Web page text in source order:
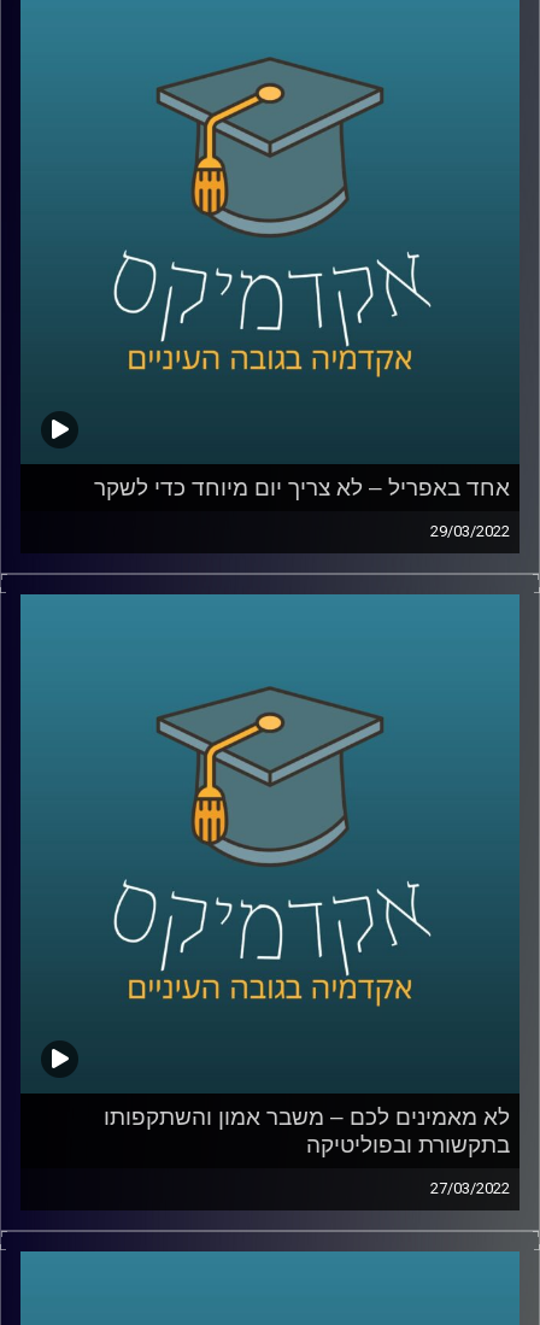
לשיחה על האחד באפריל ושקרים יומיומיים –
קרדיט תמונות:
AudioVersity
אחד באפריל – לא צריך יום מיוחד כדי לשקר
29/03/2022
השבוע מצויין האחד באפריל, April fools או יום הכזבים
הבינלאומי. אבל מסתבר שלא צריך יום מיוחד כדי לשקר ורובנו
אז למה אנחנו משקרים ומאיזה שקרים אפילו לא כדאי
שנמנע? האזינו לשיחה שקיימתי עם ד"ר דאפי קוניס, מרצת
הקורס "שיפוטים מוסריים, יושר ורמאות".
לשיחה בנושא מדוע צרת רבים היא חצי נחמה –
קרדיט תמונות:AudioVersity
לא מאמינים לכם – משבר אמון והשתקפותו
בתקשורת ובפוליטיקה
27/03/2022
האמון בין בני אדם הוא הדבק שמאפשר את קיום מוסדות
החברה. אז מה קורה כאשר יש משבר אמון והשיח על "פייק